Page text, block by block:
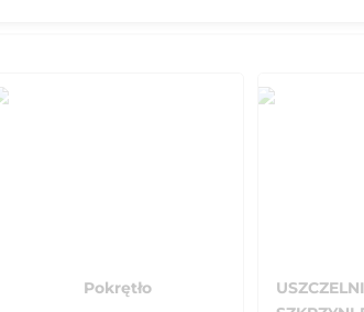
Pokrętło